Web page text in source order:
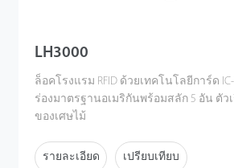
LH3000
ล็อคโรงแรม RFID ด้วยเทคโนโลยีการ์ด
ร่องมาตรฐานอเมริกันพร้อมสลัก 5 อัน ตั
ของเศษไม้
รายละเอียด เปรียบเทียบ